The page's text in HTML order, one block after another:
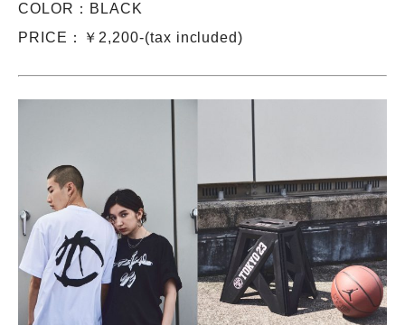
COLOR：BLACK
PRICE：￥2,200-(tax included)